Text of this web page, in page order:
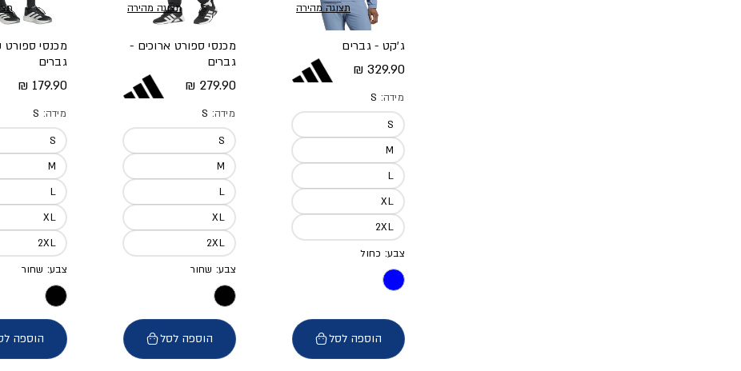
תצוגה מהירה
ג'קט - גברים
מחיר מלא
329.90 ₪
מידה: S
S
M
L
XL
2XL
צבע: כחול
הוספה לסל
תצוגה מהירה
מכנסי ספורט ארוכים -
גברים
מחיר מלא
279.90 ₪
מידה: S
S
M
L
XL
2XL
צבע: שחור
הוספה לסל
מכנסי
גברים
מחיר מלא
179.90 ₪
מידה: S
S
M
L
XL
2XL
צבע: שחור
הוספה